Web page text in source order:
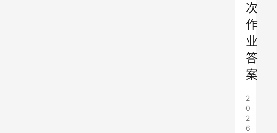
次
作
业
答
案
2
0
2
6